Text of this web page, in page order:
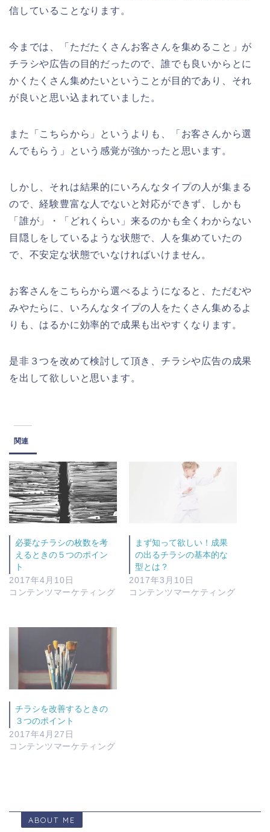
信していることなります。
今までは、「ただたくさんお客さんを集めること」が
チラシや広告の目的だったので、誰でも良いからとに
かくたくさん集めたいということが目的であり、それ
が良いと思い込まれていました。
また「こちらから」というよりも、「お客さんから選
んでもらう」という感覚が強かったと思います。
しかし、それは結果的にいろんなタイプの人が集まる
ので、経験豊富な人でないと対応ができず、しかも
「誰が」・「どれくらい」来るのかも全くわからない
目隠しをしているような状態で、人を集めていたの
で、不安定な状態でいなければいけません。
お客さんをこちらから選べるようになると、ただむや
みやたらに、いろんなタイプの人をたくさん集めるよ
りも、はるかに効率的で成果も出やすくなります。
是非３つを改めて検討して頂き、チラシや広告の成果
を出して欲しいと思います。
関連
必要なチラシの枚数を考
えるときの５つのポイン
ト
2017年4月10日
コンテンツマーケティング
まず知って欲しい！成果
の出るチラシの基本的な
型とは？
2017年3月10日
コンテンツマーケティング
チラシを改善するときの
３つのポイント
2017年4月27日
コンテンツマーケティング
ABOUT ME